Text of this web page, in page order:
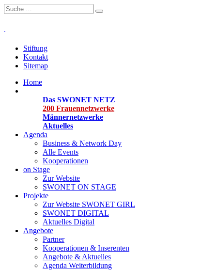
Stiftung
Kontakt
Sitemap
Home
Das SWONET NETZ
200 Frauen­netzwerke
Männernetzwerke
Aktuelles
Agenda
Business & Network Day
Alle Events
Kooperationen
on Stage
Zur Website
SWONET ON STAGE
Projekte
Zur Website SWONET GIRL
SWONET DIGITAL
Aktuelles Digital
Angebote
Partner
Kooperationen & Inserenten
Angebote & Aktuelles
Agenda Weiterbildung